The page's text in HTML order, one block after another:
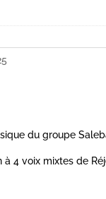
du groupe
à 4 voix mixtes de